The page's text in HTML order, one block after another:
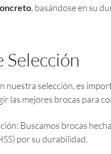
, basándose en su
nuestra selección, es
las mejores brocas para
Buscamos brocas
por su durabilidad.